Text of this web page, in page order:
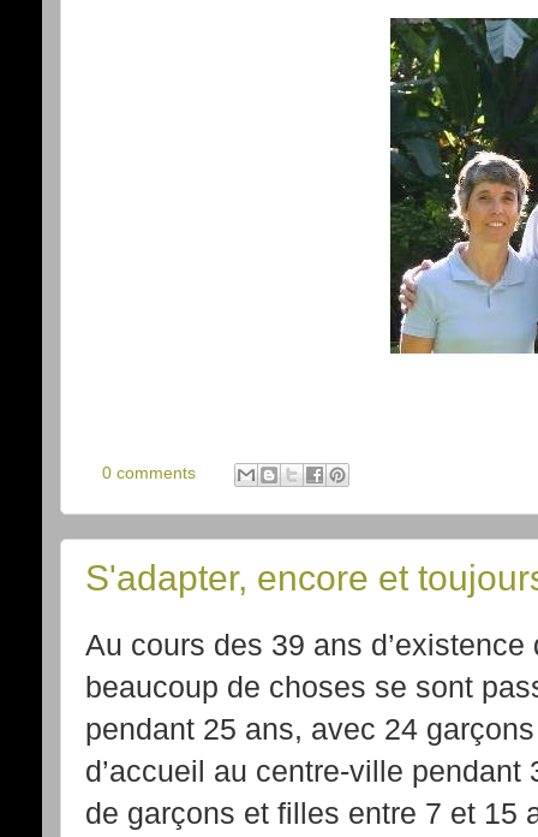
0 comments
S'adapter, encore et
Au cours des 39 ans
beaucoup de choses se sont
pendant 25 ans, avec 24
d’accueil au centre-ville
de garçons et filles entre 7 et 15